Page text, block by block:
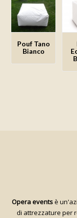
dei
desideri
Aggiungi
Pouf Tano
Bianco
Opera eventsè
di attrezzature per